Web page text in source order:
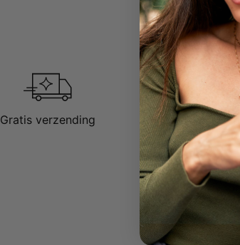
Gratis verzending